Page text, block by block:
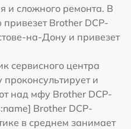
и сложного ремонта. В
Brother DCP-
на-Дону и привезет
сервисного центра
и
над мфу Brother DCP-
Brother DCP-
в среднем занимает